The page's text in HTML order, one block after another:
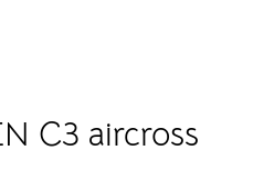
C3 aircross